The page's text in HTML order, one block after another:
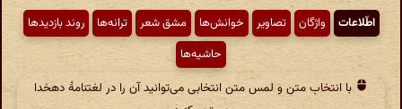
اطّلاعات واژگان تصاویر خوانش‌ها مشق شعر ترانه‌ها
روند بازدیدها
حاشیه‌ها
با انتخاب متن و لمس متن انتخابی می‌توانید آن را در لغتنامهٔ دهخدا